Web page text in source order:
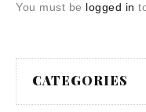
You must be logged in
CATEGORIES